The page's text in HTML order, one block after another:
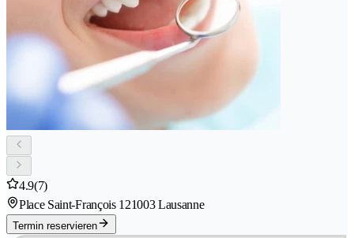
4.9(7)
Place Saint-François 121003 Lausanne
Termin reservieren